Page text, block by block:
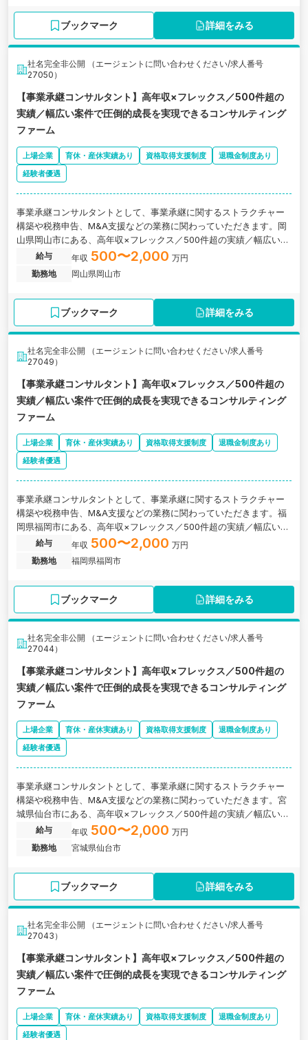
ブックマーク 詳細をみる
社名完全非公開 （エージェントに問い合わせください/求人番号
27050）
【事業承継コンサルタント】高年収×フレックス／500件超の
実績／幅広い案件で圧倒的成長を実現できるコンサルティング
ファーム
上場企業 育休・産休実績あり 資格取得支援制度
退職金制度あり
経験者優遇
事業承継コンサルタントとして、事業承継に関するストラクチャー
構築や税務申告、M&A支援などの業務に関わっていただきます。岡
山県岡山市にある、高年収×フレックス／500件超の実績／幅広い案
件で圧倒的成長を実現できるコンサルティング会社の求人です。
給与 年収 500〜2,000 万円
勤務地
岡山県岡山市
ブックマーク 詳細をみる
社名完全非公開 （エージェントに問い合わせください/求人番号
27049）
【事業承継コンサルタント】高年収×フレックス／500件超の
実績／幅広い案件で圧倒的成長を実現できるコンサルティング
ファーム
上場企業 育休・産休実績あり 資格取得支援制度
退職金制度あり
経験者優遇
事業承継コンサルタントとして、事業承継に関するストラクチャー
構築や税務申告、M&A支援などの業務に関わっていただきます。福
岡県福岡市にある、高年収×フレックス／500件超の実績／幅広い案
件で圧倒的成長を実現できるコンサルティング会社の求人です。
給与 年収 500〜2,000 万円
勤務地
福岡県福岡市
ブックマーク 詳細をみる
社名完全非公開 （エージェントに問い合わせください/求人番号
27044）
【事業承継コンサルタント】高年収×フレックス／500件超の
実績／幅広い案件で圧倒的成長を実現できるコンサルティング
ファーム
上場企業 育休・産休実績あり 資格取得支援制度
退職金制度あり
経験者優遇
事業承継コンサルタントとして、事業承継に関するストラクチャー
構築や税務申告、M&A支援などの業務に関わっていただきます。宮
城県仙台市にある、高年収×フレックス／500件超の実績／幅広い案
件で圧倒的成長を実現できるコンサルティング会社の求人です。
給与 年収 500〜2,000 万円
勤務地
宮城県仙台市
ブックマーク 詳細をみる
社名完全非公開 （エージェントに問い合わせください/求人番号
27043）
【事業承継コンサルタント】高年収×フレックス／500件超の
実績／幅広い案件で圧倒的成長を実現できるコンサルティング
ファーム
上場企業 育休・産休実績あり 資格取得支援制度
退職金制度あり
経験者優遇